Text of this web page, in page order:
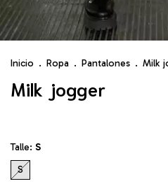
Inicio . Ropa . Pantalones . Milk
Milk jogger
Talle: S
S